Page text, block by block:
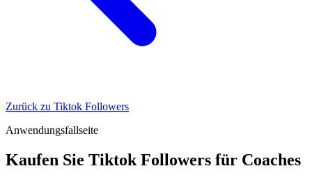
Zurück zu Tiktok Followers
Anwendungsfallseite
Kaufen Sie Tiktok Followers für Coaches